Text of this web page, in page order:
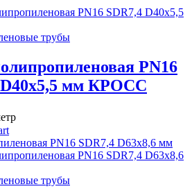
трубы
PN16
D40х5,5 мм КРОСС
трубы